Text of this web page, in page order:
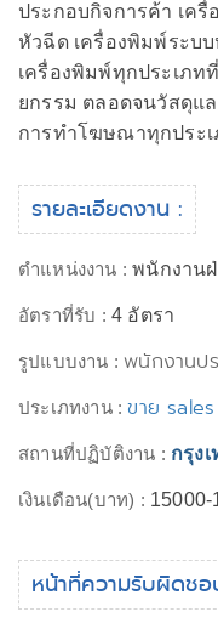
ประกอบกิจการค้า เค
หัวฉีด เครื่องพิมพ์ระบ
เครื่องพิมพ์ทุกประเภ
ยกรรม ตลอดจนวัสดุแ
การทำโฆษณาทุกประเ
รายละเอียดงาน :
ตำแหน่งงาน :พนักงาน
อัตราที่รับ : 4 อัตรา
รูปแบบงาน :พนักงานปร
ประเภทงาน :ขาย sales
สถานที่ปฏิบัติงาน : กรุง
เงินเดือน(บาท) : 15000-
หน้าที่ความรับผิดช